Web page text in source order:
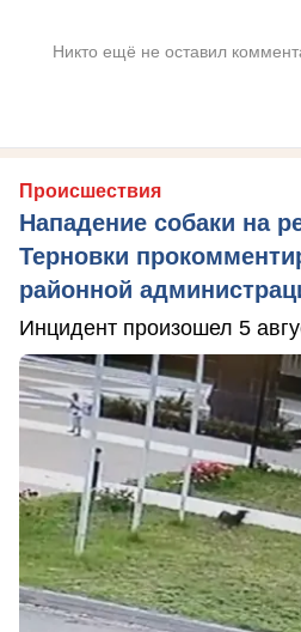
Никто ещё не оставил
Происшествия
Нападение собаки на
Терновки
районной
Инцидент произошел 5